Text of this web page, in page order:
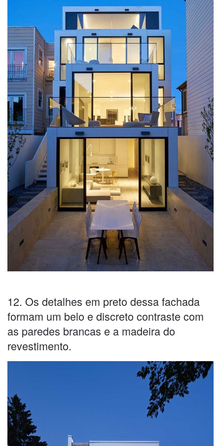
12. Os detalhes em preto dessa fachada
formam um belo e discreto contraste com
as paredes brancas e a madeira do
revestimento.